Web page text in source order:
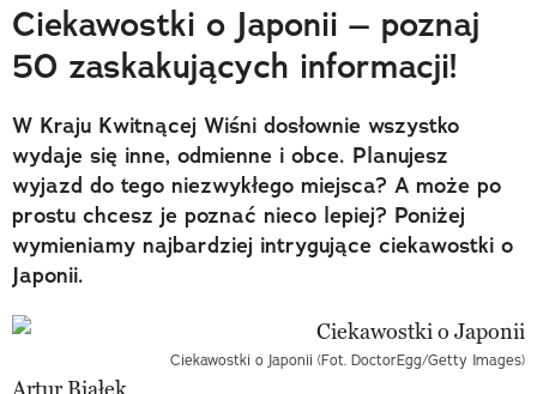
Trendbook Podróżniczy
Polecane
Ciekawostki o Japonii – poznaj
50 zaskakujących informacji!
W Kraju Kwitnącej Wiśni dosłownie wszystko
wydaje się inne, odmienne i obce. Planujesz
wyjazd do tego niezwykłego miejsca? A może po
prostu chcesz je poznać nieco lepiej? Poniżej
wymieniamy najbardziej intrygujące ciekawostki o
Japonii.
Ciekawostki o Japonii (Fot. DoctorEgg/Getty Images)